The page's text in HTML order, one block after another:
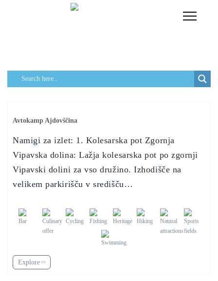
Toggle
Avtokamp Ajdovščina
Namigi za izlet: 1. Kolesarska pot Zgornja
Vipavska dolina: Lažja kolesarska pot po zgornji
Vipavski dolini za vso družino. Izhodišče na
velikem parkirišču v središču…
Explore